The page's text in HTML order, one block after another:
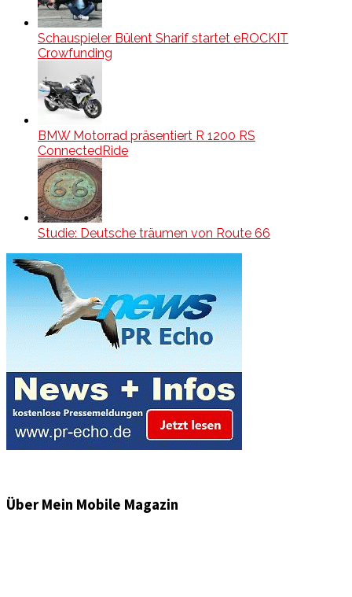
Schauspieler Bülent Sharif startet eROCKIT
Crowfunding
BMW Motorrad präsentiert R 1200 RS
ConnectedRide
Studie: Deutsche träumen von Route 66
Über Mein Mobile Magazin